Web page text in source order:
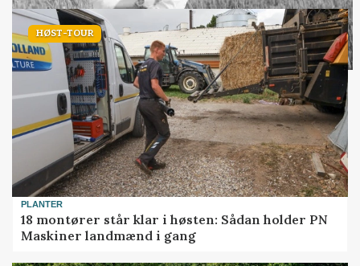
HØST-TOUR
PLANTER
18 montører står klar i høsten: Sådan holder PN
Maskiner landmænd i gang